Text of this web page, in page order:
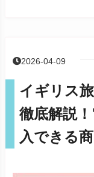
2026-04-09
イギリス
徹底解説
入できる